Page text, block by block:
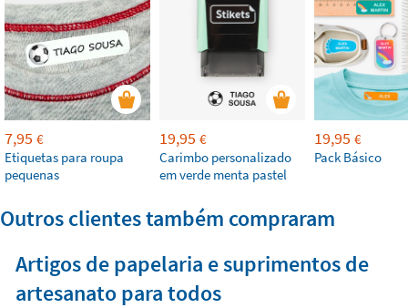
7,95 €
Etiquetas para roupa
pequenas
19,95 €
Carimbo personalizado
em verde menta pastel
19,95 €
Pack Básico
Outros clientes também compraram
Artigos de papelaria e suprimentos de
artesanato para todos